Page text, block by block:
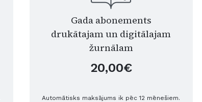
Gada abonements
drukātajam un digitālajam
žurnālam
20,00€
Automātisks maksājums ik pēc 12 mēnešiem.